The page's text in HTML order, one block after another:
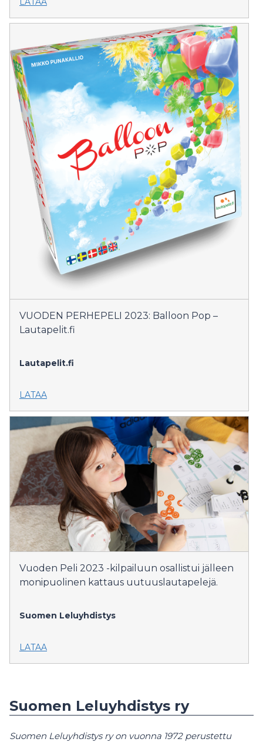
VUODEN PERHEPELI 2023: Balloon Pop –
Lautapelit.fi
Lautapelit.fi
LATAA
Vuoden Peli 2023 -kilpailuun osallistui jälleen
monipuolinen kattaus uutuuslautapelejä.
Suomen Leluyhdistys
LATAA
Suomen Leluyhdistys ry
Suomen Leluyhdistys ry on vuonna 1972 perustettu